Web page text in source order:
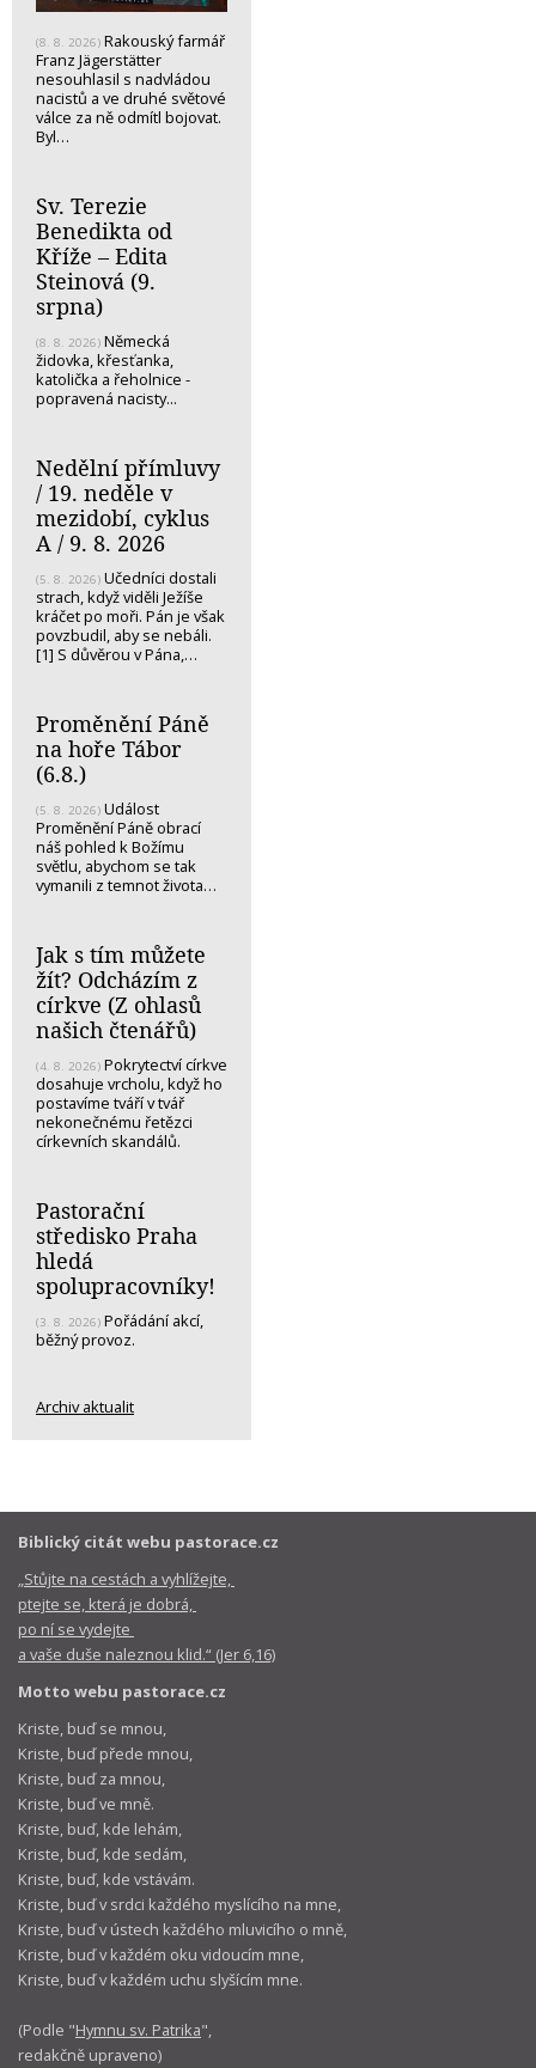
(8. 8. 2026) Rakouský farmář
Franz Jägerstätter
nesouhlasil s nadvládou
nacistů a ve druhé světové
válce za ně odmítl bojovat.
Byl…
Sv. Terezie
Benedikta od
Kříže – Edita
Steinová (9.
srpna)
(8. 8. 2026) Německá
židovka, křesťanka,
katolička a řeholnice -
popravená nacisty...
Nedělní přímluvy
/ 19. neděle v
mezidobí, cyklus
A / 9. 8. 2026
(5. 8. 2026) Učedníci dostali
strach, když viděli Ježíše
kráčet po moři. Pán je však
povzbudil, aby se nebáli.
[1] S důvěrou v Pána,…
Proměnění Páně
na hoře Tábor
(6.8.)
(5. 8. 2026) Událost
Proměnění Páně obrací
náš pohled k Božímu
světlu, abychom se tak
vymanili z temnot života…
Jak s tím můžete
žít? Odcházím z
církve (Z ohlasů
našich čtenářů)
(4. 8. 2026) Pokrytectví církve
dosahuje vrcholu, když ho
postavíme tváří v tvář
nekonečnému řetězci
církevních skandálů.
Pastorační
středisko Praha
hledá
spolupracovníky!
(3. 8. 2026) Pořádání akcí,
běžný provoz.
Archiv aktualit
Biblický citát webu pastorace.cz
„Stůjte na cestách a vyhlížejte,
ptejte se, která je dobrá,
po ní se vydejte
a vaše duše naleznou klid.“ (Jer 6,16)
Motto webu pastorace.cz
Kriste, buď se mnou,
Kriste, buď přede mnou,
Kriste, buď za mnou,
Kriste, buď ve mně.
Kriste, buď, kde lehám,
Kriste, buď, kde sedám,
Kriste, buď, kde vstávám.
Kriste, buď v srdci každého myslícího na mne,
Kriste, buď v ústech každého mluvicího o mně,
Kriste, buď v každém oku vidoucím mne,
Kriste, buď v každém uchu slyšícím mne.
(Podle "Hymnu sv. Patrika",
redakčně upraveno)